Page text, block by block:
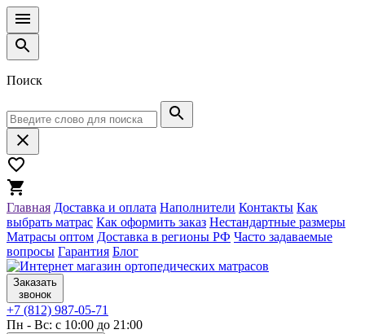
Поиск
Главная Доставка и оплата Наполнители Контакты Как
выбрать матрас Как оформить заказ Нестандартные размеры
Матрасы оптом Доставка в регионы РФ Часто задаваемые
вопросы Гарантия Блог
Заказать
звонок
+7 (812) 987-05-71
Пн - Вс: с 10:00 до 21:00